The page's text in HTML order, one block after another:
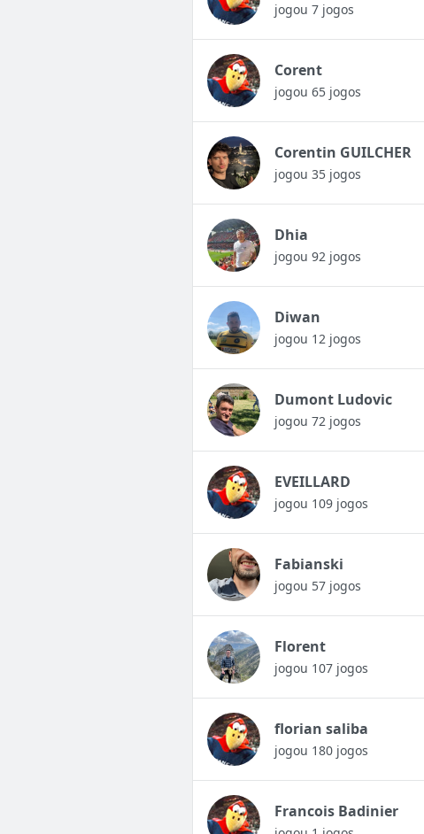
jogou 7 jogos
Corent
jogou 65 jogos
Corentin GUILCHER
jogou 35 jogos
Dhia
jogou 92 jogos
Diwan
jogou 12 jogos
Dumont Ludovic
jogou 72 jogos
EVEILLARD
jogou 109 jogos
Fabianski
jogou 57 jogos
Florent
jogou 107 jogos
florian saliba
jogou 180 jogos
Francois Badinier